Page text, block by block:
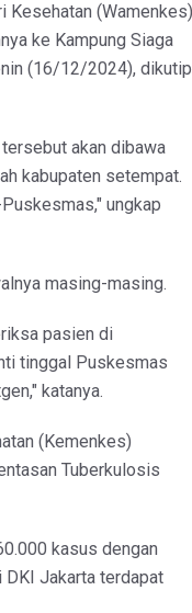
Kesehatan (Wamenkes)
ke Kampung Siaga
(16/12/2024), dikutip
akan dibawa
kabupaten setempat.
ungkap
masing-masing.
pasien di
tinggal Puskesmas
katanya.
(Kemenkes)
Tuberkulosis
kasus dengan
DKI Jakarta terdapat